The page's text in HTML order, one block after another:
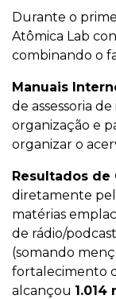
Durante o
Atômica Lab
combinando o
Manuais
de assessoria
organização e
organizar o
Resultados de
diretamente
matérias
de rádio/
(somando
fortalecimento
alcançou